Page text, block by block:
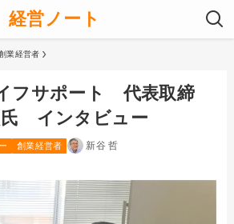
経営ノート
業経営者
フサポート 代表取締
インタビュー
創業経営者 新谷 哲